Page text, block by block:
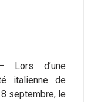
Lors d’une
italienne de
septembre, le